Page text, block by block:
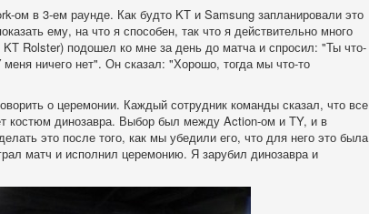
ом в 3-ем раунде. Как будто KT и Samsung запланировали это
ему, на что я способен, так что я действительно много
Rolster) подошел ко мне за день до матча и спросил: "Ты что-
ничего нет". Он сказал: "Хорошо, тогда мы что-то
о церемонии. Каждый сотрудник команды сказал, что все
костюм динозавра. Выбор был между Action-ом и TY, и в
это после того, как мы убедили его, что для него это была
матч и исполнил церемонию. Я зарубил динозавра и